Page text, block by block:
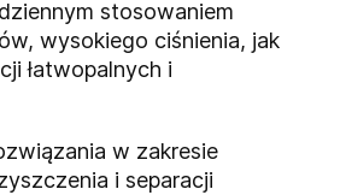
stosowaniem
wysokiego ciśnienia, jak
łatwopalnych i
w zakresie
i separacji